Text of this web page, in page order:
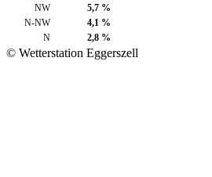
NW
5,7 %
N-NW
4,1 %
N
2,8 %
© Wetterstation Eggerszell